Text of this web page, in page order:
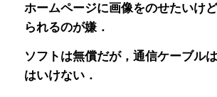
ホームページに画像をのせたいけ
られるのが嫌．
ソフトは無償だが，通信ケーブル
はいけない．